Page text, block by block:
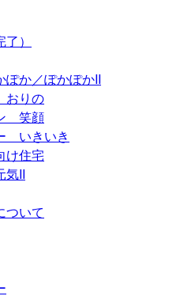
）
か／ぽかぽかII
おりの
笑顔
いきいき
け住宅
気II
ついて